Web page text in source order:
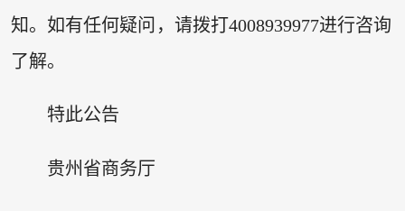
知。如有任何疑问，请拨打4008939977进行咨询
了解。
特此公告
贵州省商务厅